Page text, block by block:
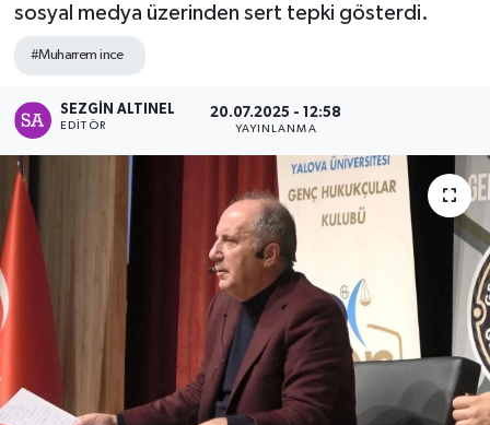
sosyal medya üzerinden sert tepki gösterdi.
#Muharrem ince
SEZGIN ALTINEL
EDITÖR
20.07.2025 - 12:58
YAYINLANMA
RESMİ İLAN